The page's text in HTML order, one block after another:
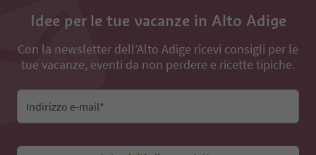
Idee per le tue vacanze in Alto Adige
Con la newsletter dell’Alto Adige ricevi consigli per le
tue vacanze, eventi da non perdere e ricette tipiche.
Indirizzo e-mail*